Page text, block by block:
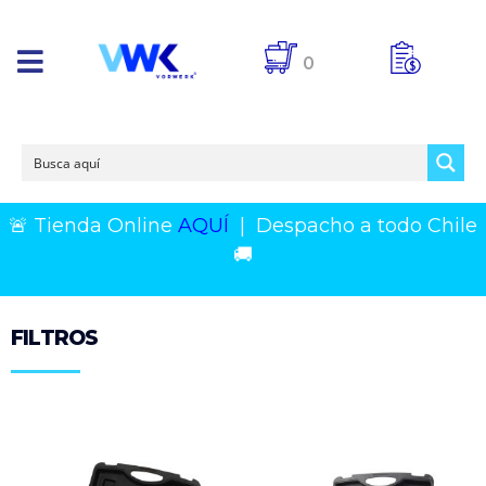
0
🚨 Tienda Online AQUÍ
Despacho a todo Chile
🚚
FILTROS